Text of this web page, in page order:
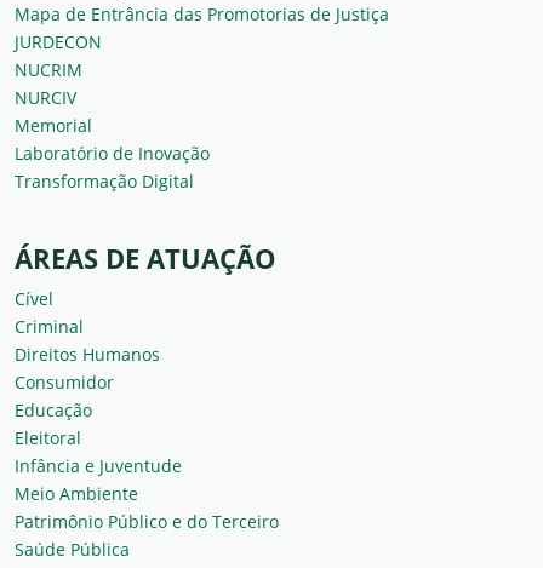
Mapa de Entrância das Promotorias de Justiça
JURDECON
NUCRIM
NURCIV
Memorial
Laboratório de Inovação
Transformação Digital
ÁREAS DE ATUAÇÃO
Cível
Criminal
Direitos Humanos
Consumidor
Educação
Eleitoral
Infância e Juventude
Meio Ambiente
Patrimônio Público e do Terceiro
Saúde Pública